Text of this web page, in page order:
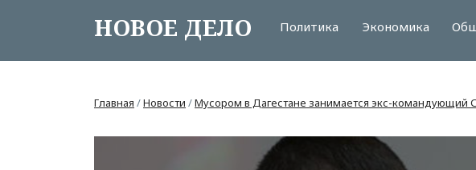
НОВОЕ ДЕЛО Политика Экономика
Главная /Новости /Мусором в Дагестане занимается экс-командующий